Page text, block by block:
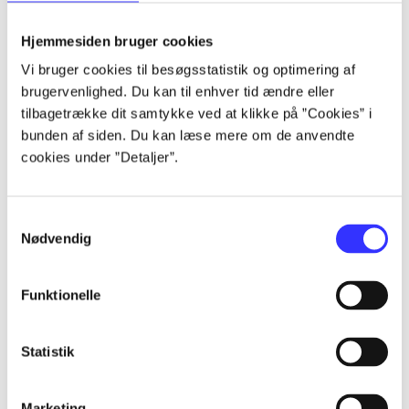
Hjemmesiden bruger cookies
Vi bruger cookies til besøgsstatistik og optimering af
brugervenlighed. Du kan til enhver tid ændre eller
tilbagetrække dit samtykke ved at klikke på ”Cookies” i
bunden af siden. Du kan læse mere om de anvendte
cookies under ”Detaljer”.
Nødvendig
Funktionelle
Statistik
lorem ipsum dolor sit amet ...
lorem ipsum dolor sit amet ...
lorem ipsum dolor sit amet ...
lorem ipsum dolor sit amet ...
lorem ipsum dolor sit amet ...
lorem ipsum dolor sit amet ...
lorem ipsum dolor sit amet ...
lorem ipsum dolor sit amet ...